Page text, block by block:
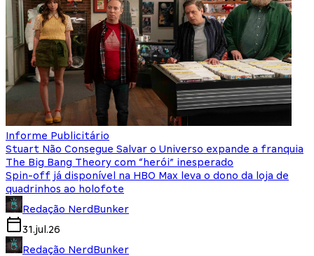
Informe Publicitário
Stuart Não Consegue Salvar o Universo expande a franquia
The Big Bang Theory com “herói” inesperado
Spin-off já disponível na HBO Max leva o dono da loja de
quadrinhos ao holofote
Redação NerdBunker
31.jul.26
Redação NerdBunker